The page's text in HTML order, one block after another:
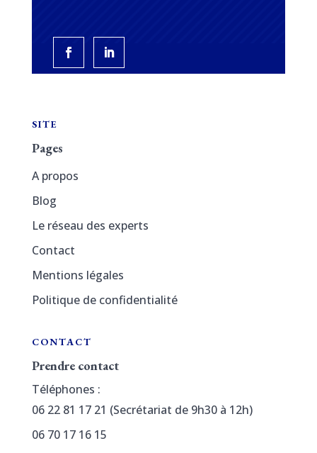
SITE
Pages
A propos
Blog
Le réseau des experts
Contact
Mentions légales
Politique de confidentialité
CONTACT
Prendre contact
Téléphones :
06 22 81 17 21 (Secrétariat de 9h30 à 12h)
06 70 17 16 15